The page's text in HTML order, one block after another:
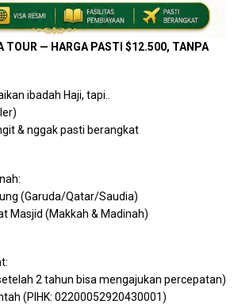
TOUR — HARGA PASTI $12.500, TANPA
ibadah Haji, tapi..
& nggak pasti berangkat
(Garuda/Qatar/Saudia)
Masjid (Makkah & Madinah)
2 tahun bisa mengajukan percepatan)
(PIHK: 02200052920430001)